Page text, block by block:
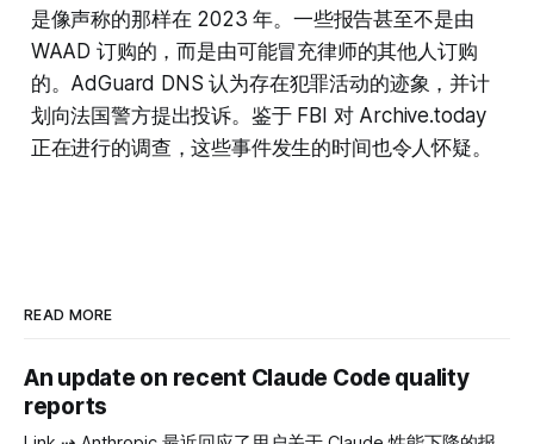
是像声称的那样在 2023 年。一些报告甚至不是由
WAAD 订购的，而是由可能冒充律师的其他人订购
的。AdGuard DNS 认为存在犯罪活动的迹象，并计
划向法国警方提出投诉。鉴于 FBI 对 Archive.today
正在进行的调查，这些事件发生的时间也令人怀疑。
READ MORE
An update on recent Claude Code quality
reports